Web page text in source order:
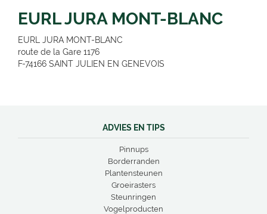
EURL JURA MONT-BLANC
EURL JURA MONT-BLANC
route de la Gare 1176
F-74166 SAINT JULIEN EN GENEVOIS
ADVIES EN TIPS
Pinnups
Borderranden
Plantensteunen
Groeirasters
Steunringen
Vogelproducten